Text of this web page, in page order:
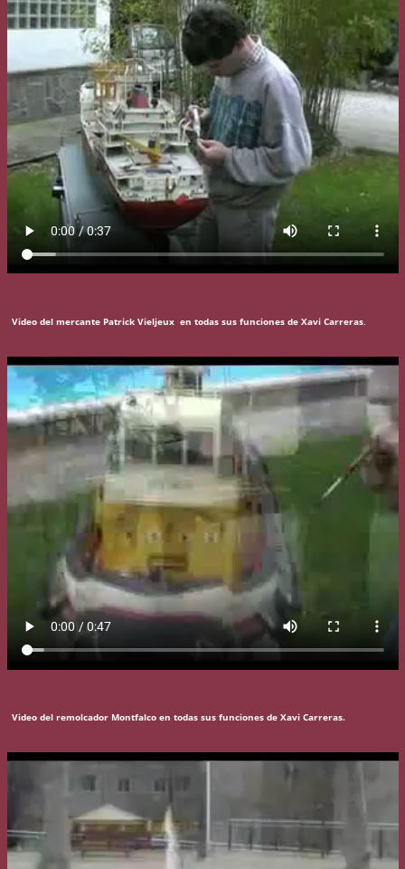
Video del mercante Patrick Vieljeux en todas sus funciones de Xavi Carreras.
Video del remolcador Montfalco en todas sus funciones de Xavi Carreras.